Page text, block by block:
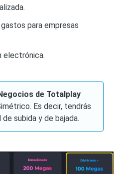
para empresas
electrónica.
de Totalplay
Es decir, tendrás
subida y de bajada.